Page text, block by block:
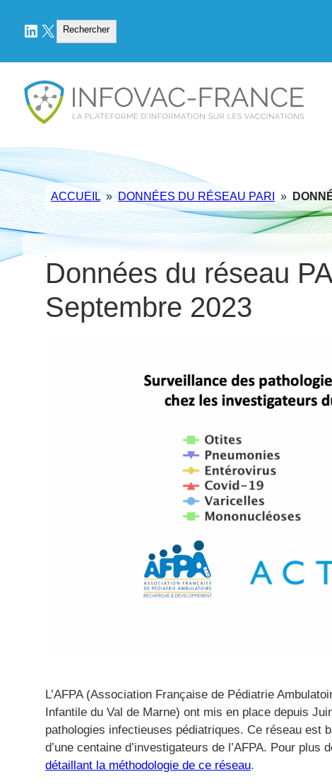
LinkedIn
X Rechercher
Rechercher
ACCUEIL » DONNÉES DU RÉSEAU PARI »
Données du réseau
Septembre 2023
L’AFPA (Association Française de Pédiatrie
Infantile du Val de Marne) ont mis en place depuis
pathologies infectieuses pédiatriques. Ce réseau est
d’une centaine d’investigateurs de l’AFPA. Pour
détaillant la méthodologie de ce réseau.